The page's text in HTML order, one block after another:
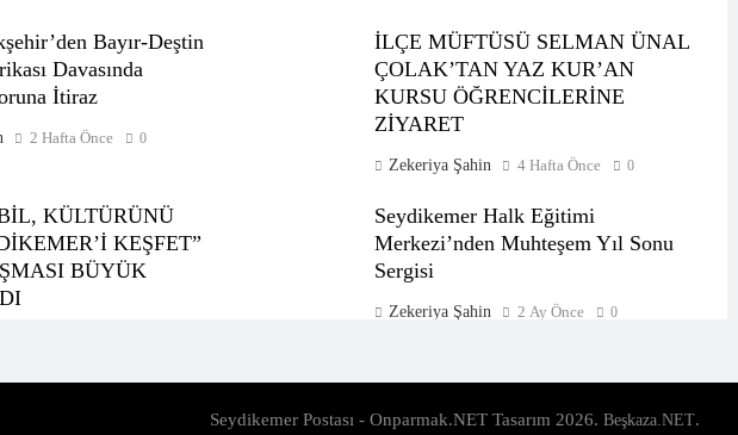
Bayır-Deştin
Davasında
İtiraz
2 Hafta Önce 0
İLÇE MÜFTÜSÜ SELMAN ÜNAL
ÇOLAK’TAN YAZ KUR’AN
KURSU ÖĞRENCİLERİNE
ZİYARET
Zekeriya Şahin 4 Hafta Önce 0
KÜLTÜRÜNÜ
KEŞFET”
BÜYÜK
Seydikemer Halk Eğitimi
Merkezi’nden Muhteşem Yıl Sonu
Sergisi
Zekeriya Şahin 2 Ay Önce 0
Seydikemer Postası - Onparmak.NET Tasarım 2026. Beşkaza.NET.